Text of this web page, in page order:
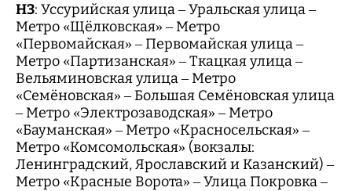
H3: Уссурийская улица – Уральская улица –
Метро «Щёлковская» – Метро
«Первомайская» – Первомайская улица –
Метро «Партизанская» – Ткацкая улица –
Вельяминовская улица – Метро
«Семёновская» – Большая Семёновская улица
– Метро «Электрозаводская» – Метро
«Бауманская» – Метро «Красносельская» –
Метро «Комсомольская» (вокзалы:
Ленинградский, Ярославский и Казанский) –
Метро «Красные Ворота» – Улица Покровка –